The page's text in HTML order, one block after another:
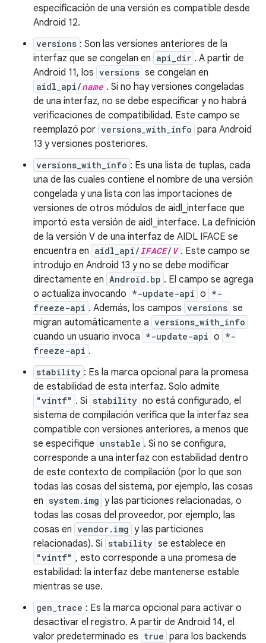
especificación de una versión es compatible desde
Android 12.
versions : Son las versiones anteriores de la
interfaz que se congelan en api_dir . A partir de
Android 11, los versions se congelan en
aidl_api/name . Si no hay versiones congeladas
de una interfaz, no se debe especificar y no habrá
verificaciones de compatibilidad. Este campo se
reemplazó por versions_with_info para Android
13 y versiones posteriores.
versions_with_info : Es una lista de tuplas, cada
una de las cuales contiene el nombre de una versión
congelada y una lista con las importaciones de
versiones de otros módulos de aidl_interface que
importó esta versión de aidl_interface. La definición
de la versión V de una interfaz de AIDL IFACE se
encuentra en aidl_api/IFACE/ V . Este campo se
introdujo en Android 13 y no se debe modificar
directamente en Android.bp . El campo se agrega
o actualiza invocando *-update-api o *-
freeze-api . Además, los campos versions se
migran automáticamente a versions_with_info
cuando un usuario invoca *-update-api o *-
freeze-api .
stability : Es la marca opcional para la promesa
de estabilidad de esta interfaz. Solo admite
"vintf" . Si stability no está configurado, el
sistema de compilación verifica que la interfaz sea
compatible con versiones anteriores, a menos que
se especifique unstable . Si no se configura,
corresponde a una interfaz con estabilidad dentro
de este contexto de compilación (por lo que son
todas las cosas del sistema, por ejemplo, las cosas
en system.img y las particiones relacionadas, o
todas las cosas del proveedor, por ejemplo, las
cosas en vendor.img y las particiones
relacionadas). Si stability se establece en
"vintf" , esto corresponde a una promesa de
estabilidad: la interfaz debe mantenerse estable
mientras se use.
gen_trace : Es la marca opcional para activar o
desactivar el registro. A partir de Android 14, el
valor predeterminado es true para los backends